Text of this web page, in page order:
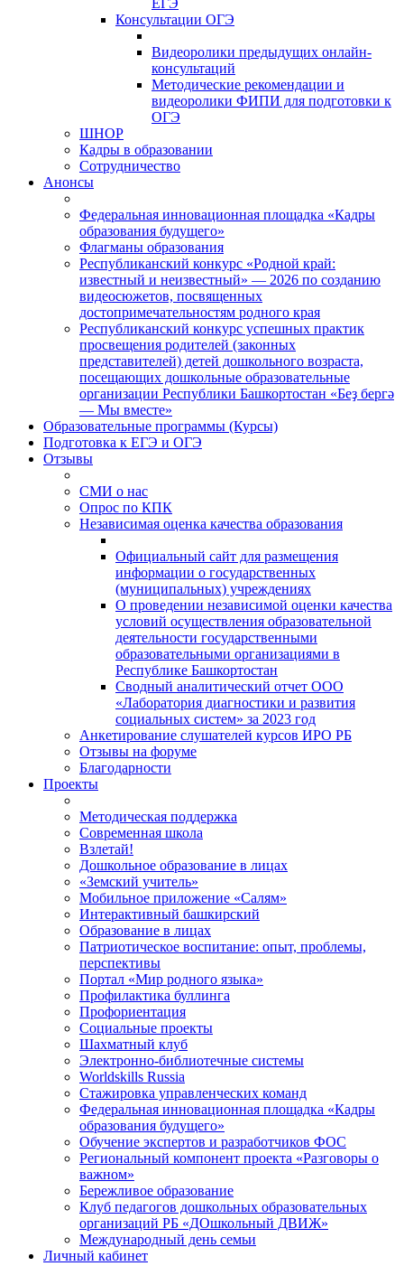
ЕГЭ
Консультации ОГЭ
Видеоролики предыдущих онлайн-
консультаций
Методические рекомендации и
видеоролики ФИПИ для подготовки к
ОГЭ
ШНОР
Кадры в образовании
Сотрудничество
Анонсы
Федеральная инновационная площадка «Кадры
образования будущего»
Флагманы образования
Республиканский конкурс «Родной край:
известный и неизвестный» — 2026 по созданию
видеосюжетов, посвященных
достопримечательностям родного края
Республиканский конкурс успешных практик
просвещения родителей (законных
представителей) детей дошкольного возраста,
посещающих дошкольные образовательные
организации Республики Башкортостан «Беҙ бергә
— Мы вместе»
Образовательные программы (Курсы)
Подготовка к ЕГЭ и ОГЭ
Отзывы
СМИ о нас
Опрос по КПК
Независимая оценка качества образования
Официальный сайт для размещения
информации о государственных
(муниципальных) учреждениях
О проведении независимой оценки качества
условий осуществления образовательной
деятельности государственными
образовательными организациями в
Республике Башкортостан
Сводный аналитический отчет ООО
«Лаборатория диагностики и развития
социальных систем» за 2023 год
Анкетирование слушателей курсов ИРО РБ
Отзывы на форуме
Благодарности
Проекты
Методическая поддержка
Современная школа
Взлетай!
Дошкольное образование в лицах
«Земский учитель»
Мобильное приложение «Салям»
Интерактивный башкирский
Образование в лицах
Патриотическое воспитание: опыт, проблемы,
перспективы
Портал «Мир родного языка»
Профилактика буллинга
Профориентация
Социальные проекты
Шахматный клуб
Электронно-библиотечные системы
Worldskills Russia
Стажировка управленческих команд
Федеральная инновационная площадка «Кадры
образования будущего»
Обучение экспертов и разработчиков ФОС
Региональный компонент проекта «Разговоры о
важном»
Бережливое образование
Клуб педагогов дошкольных образовательных
организаций РБ «ДОшкольный ДВИЖ»
Международный день семьи
Личный кабинет